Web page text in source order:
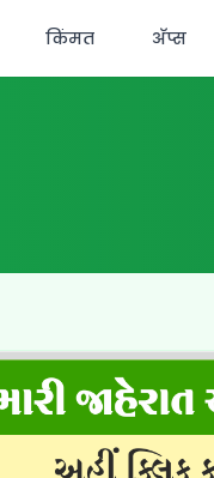
किंमत अ‍ॅप्स